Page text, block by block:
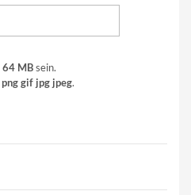
64 MBsein.
png gif jpg jpeg.